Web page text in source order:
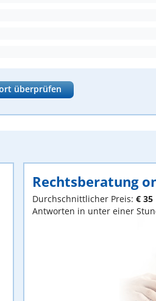
überprüfen
Rechtsberatung
Durchschnittlicher Preis: € 35
Antworten in unter einer